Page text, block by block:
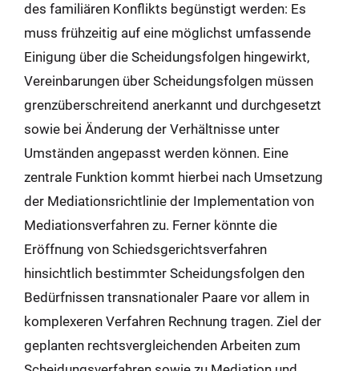
des familiären Konflikts begünstigt werden: Es
muss frühzeitig auf eine möglichst umfassende
Einigung über die Scheidungsfolgen hingewirkt,
Vereinbarungen über Scheidungsfolgen müssen
grenzüberschreitend anerkannt und durchgesetzt
sowie bei Änderung der Verhältnisse unter
Umständen angepasst werden können. Eine
zentrale Funktion kommt hierbei nach Umsetzung
der Mediationsrichtlinie der Implementation von
Mediationsverfahren zu. Ferner könnte die
Eröffnung von Schiedsgerichtsverfahren
hinsichtlich bestimmter Scheidungsfolgen den
Bedürfnissen transnationaler Paare vor allem in
komplexeren Verfahren Rechnung tragen. Ziel der
geplanten rechtsvergleichenden Arbeiten zum